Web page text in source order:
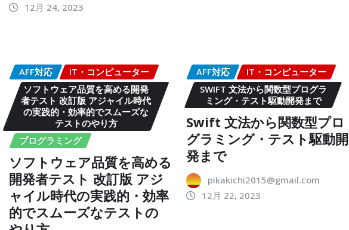
12月 24, 2023
AFF対応
IT・コンピューター
ソフトウェア品質を高める開発
者テスト 改訂版 アジャイル時代
の実践的・効率的でスムーズな
テストのやり方
プログラミング
ソフトウェア品質を高める
開発者テスト 改訂版 アジ
ャイル時代の実践的・効率
的でスムーズなテストの
AFF対応
IT・コンピューター
SWIFT 文法から関数型プログラ
ミング・テスト駆動開発まで
Swift 文法から関数型プロ
グラミング・テスト駆動開
発まで
pikakichi2015@gmail.com
12月 22, 2023